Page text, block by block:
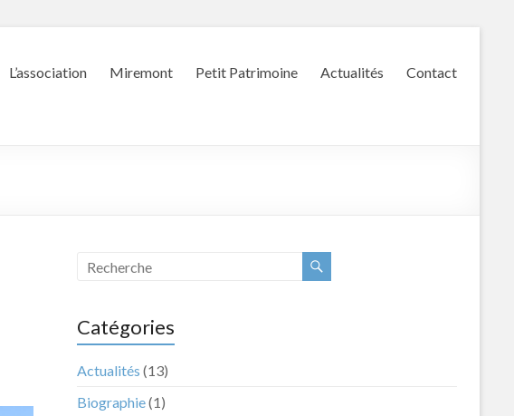
L’association Miremont Petit Patrimoine Actualités Contact
Catégories
Actualités (13)
Biographie(1)